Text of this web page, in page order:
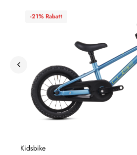
-21% Rabatt
Kidsbike